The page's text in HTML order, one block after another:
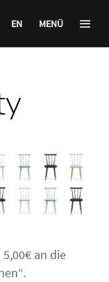
EN MENÜ
an die